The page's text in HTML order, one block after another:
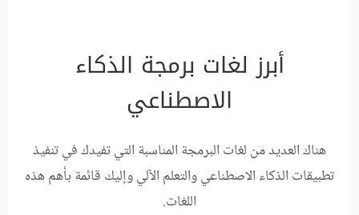
أبرز لغات برمجة الذكاء
الاصطناعي
هناك العديد من لغات البرمجة المناسبة التي تفيدك في تنفيذ
تطبيقات الذكاء الاصطناعي والتعلم الآلي وإليك قائمة بأهم هذه
اللغات.